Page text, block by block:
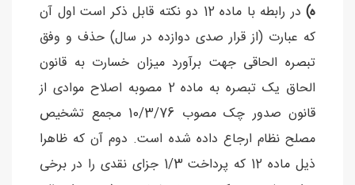
ه)
در رابطه با ماده 12 دو نکته قابل ذکر است اول آن
که عبارت (از قرار صدی دوازده در سال) حذف و وفق
تبصره الحاقی جهت برآورد میزان خسارت به قانون
الحاق یک تبصره به ماده 2 مصوبه اصلاح موادی از
قانون صدور چک مصوب 10/3/76 مجمع تشخیص
مصلح نظام ارجاع داده شده است. دوم آن که ظاهرا
ذیل ماده 12 که پرداخت 1/3 جزای نقدی را در برخی